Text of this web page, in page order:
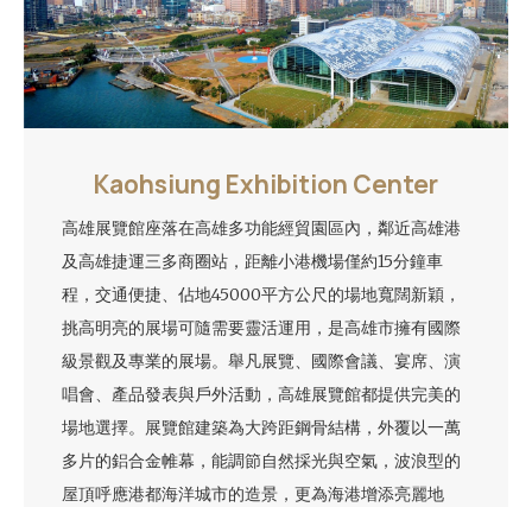
Kaohsiung Exhibition Center
高雄展覽館座落在高雄多功能經貿園區內，鄰近高雄港
及高雄捷運三多商圈站，距離小港機場僅約15分鐘車
程，交通便捷、佔地45000平方公尺的場地寬闊新穎，
挑高明亮的展場可隨需要靈活運用，是高雄市擁有國際
級景觀及專業的展場。舉凡展覽、國際會議、宴席、演
唱會、產品發表與戶外活動，高雄展覽館都提供完美的
場地選擇。展覽館建築為大跨距鋼骨結構，外覆以一萬
多片的鋁合金帷幕，能調節自然採光與空氣，波浪型的
屋頂呼應港都海洋城市的造景，更為海港增添亮麗地